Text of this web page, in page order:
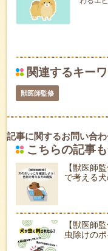
関連するキー
獣医師監修
記事に関するお問い合
こちらの記事
【獣医師
で考える
【獣医師
虫除けの